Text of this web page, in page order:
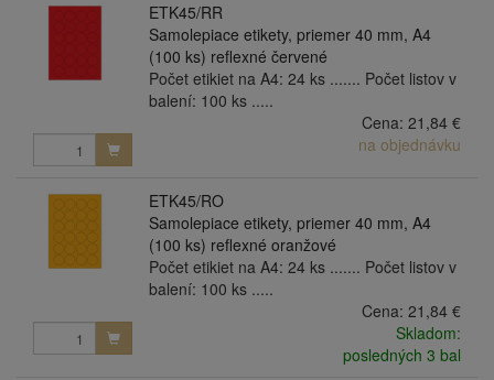
ETK45/RR
Samolepiace etikety, priemer 40 mm, A4
(100 ks) reflexné červené
Počet etikiet na A4: 24 ks ....... Počet listov v
balení: 100 ks .....
Cena: 21,84 €
na objednávku
ETK45/RO
Samolepiace etikety, priemer 40 mm, A4
(100 ks) reflexné oranžové
Počet etikiet na A4: 24 ks ....... Počet listov v
balení: 100 ks .....
Cena: 21,84 €
Skladom:
posledných 3 bal